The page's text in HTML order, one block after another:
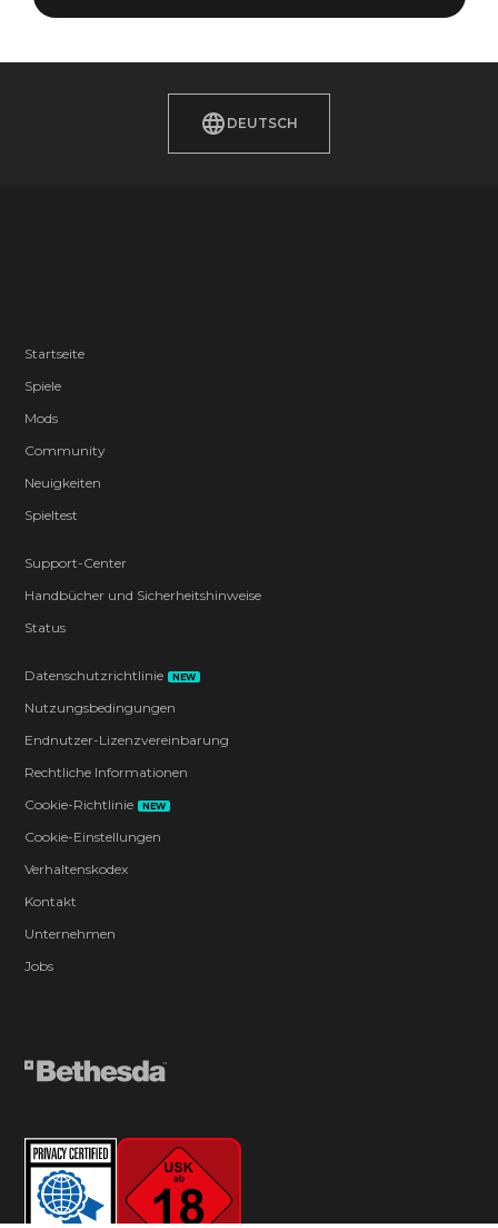
DEUTSCH
Startseite
Spiele
Mods
Community
Neuigkeiten
Spieltest
Support-Center
Handbücher und Sicherheitshinweise
Status
Datenschutzrichtlinie NEW
Nutzungsbedingungen
Endnutzer-Lizenzvereinbarung
Rechtliche Informationen
Cookie-Richtlinie
NEW
Cookie-Einstellungen
Verhaltenskodex
Kontakt
Unternehmen
Jobs